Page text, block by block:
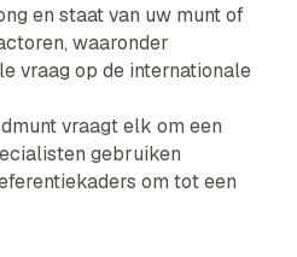
en staat van uw munt of
waaronder
vraag op de internationale
vraagt elk om een
gebruiken
om tot een